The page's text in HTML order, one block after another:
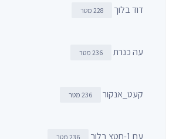
דוד בלוך 228 מטר
עה כנרת 236 מטר
קעט_אנקור 236 מטר
עח 1-חטצ בלוך 236 מטר